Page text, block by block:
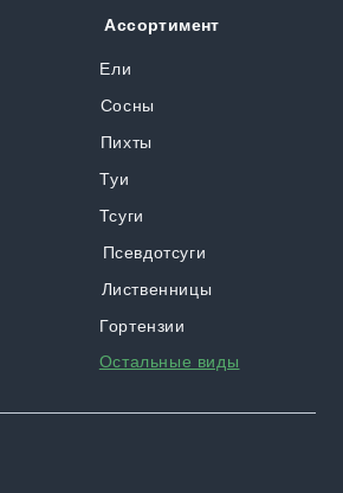
Ели
Ассортимент
Сосны
Пихты
Туи
Тсуги
Псевдотсуги
Лиственницы
Гортензии
Остальные виды